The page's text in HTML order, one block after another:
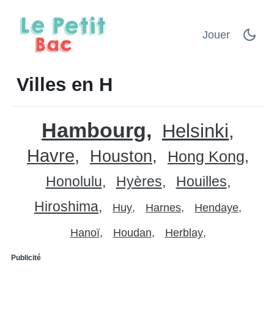
Jouer
Villes en H
Hambourg Helsinki
Havre Houston Hong Kong
Honolulu Hyères
Houilles
Hiroshima
Huy Harnes Hendaye
Hanoï Houdan Herblay
Publicité